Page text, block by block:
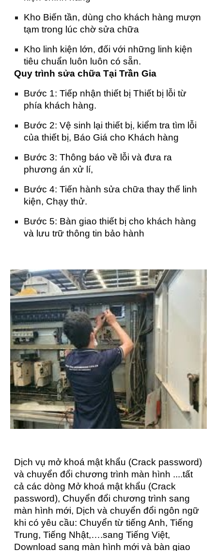
Kho Biến tần, dùng cho khách hàng mượn
tạm trong lúc chờ sửa chữa
Kho linh kiện lớn, đối với những linh kiện
tiêu chuẩn luôn luôn có sẵn.
Quy trình sửa chữa Tại Trần Gia
Bước 1: Tiếp nhận thiết bị Thiết bị lỗi từ
phía khách hàng.
Bước 2: Vệ sinh lại thiết bị, kiểm tra tìm lỗi
của thiết bị, Báo Giá cho Khách hàng
Bước 3: Thông báo về lỗi và đưa ra
phương án xử lí,
Bước 4: Tiến hành sửa chữa thay thế linh
kiện, Chạy thử.
Bước 5: Bàn giao thiết bị cho khách hàng
và lưu trữ thông tin bảo hành
Dịch vụ mở khoá mật khẩu (Crack password)
và chuyển đổi chương trình màn hình ....tất
cả các dòng Mở khoá mật khẩu (Crack
password), Chuyển đổi chương trình sang
màn hình mới, Dịch và chuyển đổi ngôn ngữ
khi có yêu cầu: Chuyển từ tiếng Anh, Tiếng
Trung, Tiếng Nhật,….sang Tiếng Việt,
Download sang màn hình mới và bàn giao